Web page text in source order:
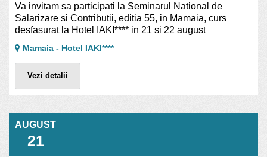
Va invitam sa participati la Seminarul National de
Salarizare si Contributii, editia 55, in Mamaia, curs
desfasurat la Hotel IAKI**** in 21 si 22 august
Mamaia - Hotel IAKI****
Vezi detalii
AUGUST
21